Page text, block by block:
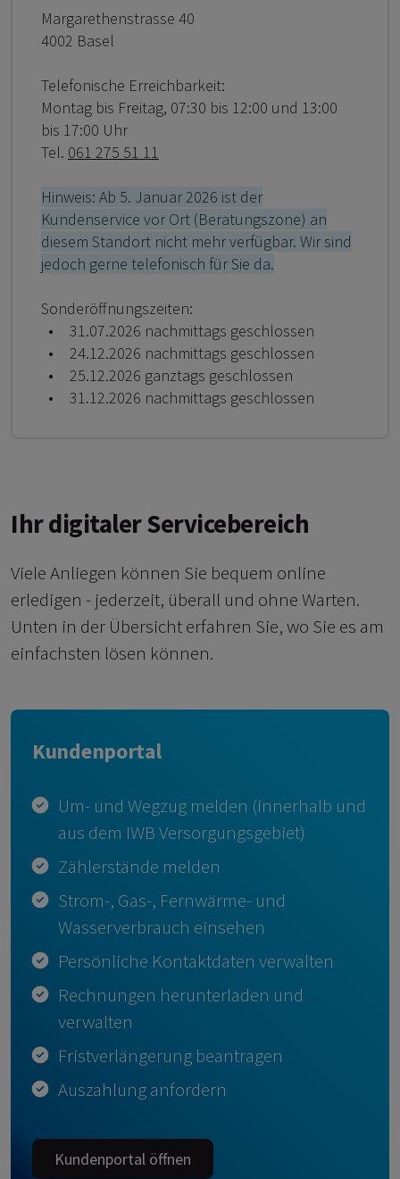
Margarethenstrasse 40
4002 Basel
Telefonische Erreichbarkeit:
Montag bis Freitag, 07:30 bis 12:00 und 13:00
bis 17:00 Uhr
Tel. 061 275 51 11
Hinweis: Ab 5. Januar 2026 ist der
Kundenservice vor Ort (Beratungszone) an
diesem Standort nicht mehr verfügbar. Wir sind
jedoch gerne telefonisch für Sie da.
Sonderöffnungszeiten:
31.07.2026 nachmittags geschlossen
24.12.2026 nachmittags geschlossen
25.12.2026 ganztags geschlossen
31.12.2026 nachmittags geschlossen
Ihr digitaler Servicebereich
Viele Anliegen können Sie bequem online
erledigen - jederzeit, überall und ohne Warten.
Unten in der Übersicht erfahren Sie, wo Sie es am
einfachsten lösen können.
Kundenportal
Um- und Wegzug melden (innerhalb und
aus dem IWB Versorgungsgebiet)
Zählerstände melden
Strom-, Gas-, Fernwärme- und
Wasserverbrauch einsehen
Persönliche Kontaktdaten verwalten
Rechnungen herunterladen und
verwalten
Fristverlängerung beantragen
Auszahlung anfordern
Kundenportal öffnen